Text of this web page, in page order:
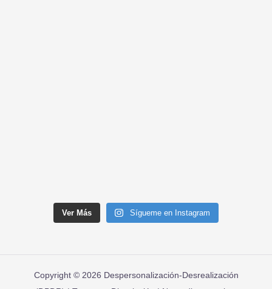
Ver Más Sígueme en Instagram
Copyright © 2026 Despersonalización-Desrealización